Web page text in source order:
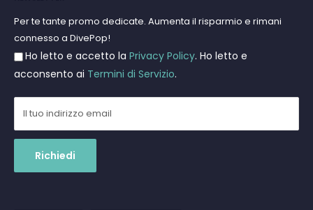
Apnea e Spearfishing
Gift Cards
Privacy Policy
Resi e Rimborsi
Spedizioni
Per te tante promo dedicate. Aumenta il risparmio e rimani
connesso a DivePop!
Ho letto e accetto la Privacy Policy. Ho letto e
acconsento ai Termini di Servizio.
Il tuo indirizzo email
Richiedi